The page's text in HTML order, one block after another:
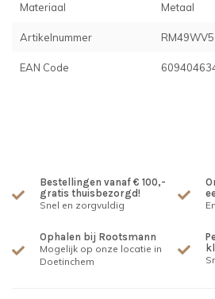
Materiaal Metaal
Artikelnummer
EAN Code
Bestellingen vanaf € 100,-
gratis thuisbezorgd!
Snel en zorgvuldig
Ophalen bij Rootsmann
Mogelijk op onze locatie in
Doetinchem